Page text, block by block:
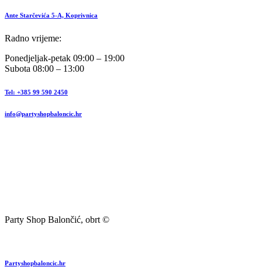
Ante Starčevića 5-A, Koprivnica
Radno vrijeme:
Ponedjeljak-petak 09:00 – 19:00
Subota 08:00 – 13:00
Tel: +385 99 590 2450
info@partyshopbaloncic.hr
Party Shop Balončić, obrt ©
Partyshopbaloncic.hr